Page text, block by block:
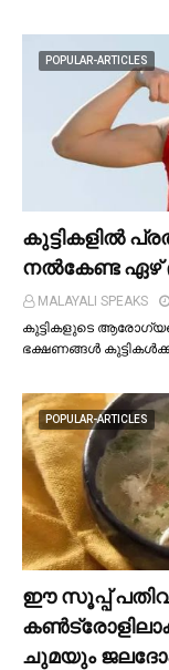
POPULAR-ARTICLES
കുട്ടികളില്‍
നല്‍കേണ്ട ഏഴ്
MALAYALI SPEAKS
കുട്ടികളുടെ
ഭക്ഷണങ്ങള്‍
POPULAR-ARTICLES
ഈ സൂപ്പ്
ചുമയും